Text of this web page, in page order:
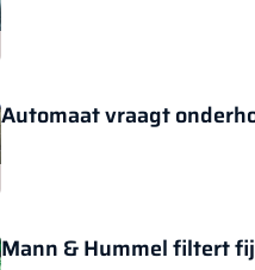
Automaat vraagt
Mann & Hummel filtert